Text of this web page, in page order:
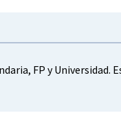
FP y Universidad.